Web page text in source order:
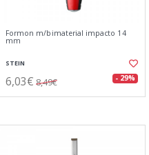
Formon m/bimaterial impacto 14
mm
STEIN
6,03€ 8,49€ - 29%